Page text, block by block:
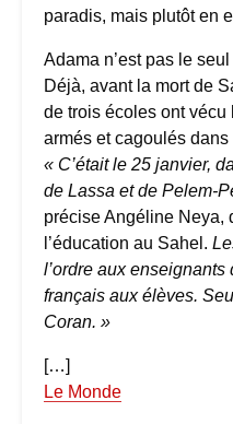
paradis, mais plutôt en
Adama n’est pas le
Déjà, avant la mort de
de trois écoles ont vécu
armés et cagoulés
« C’était le 25 janvier,
de Lassa et de Pelem-
précise Angéline Neya,
l’éducation au Sahel.
l’ordre aux
français aux élèves.
Coran. »
[…]
Le Monde